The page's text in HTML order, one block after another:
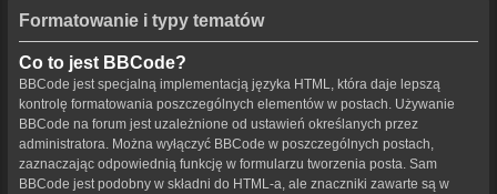
Formatowanie i typy tematów
Co to jest BBCode?
BBCode jest specjalną implementacją języka HTML, która daje lepszą
kontrolę formatowania poszczególnych elementów w postach. Używanie
BBCode na forum jest uzależnione od ustawień określanych przez
administratora. Można wyłączyć BBCode w poszczególnych postach,
zaznaczając odpowiednią funkcję w formularzu tworzenia posta. Sam
BBCode jest podobny w składni do HTML-a, ale znaczniki zawarte są w